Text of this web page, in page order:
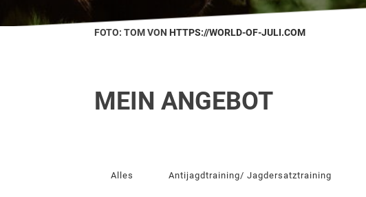
FOTO: TOM VON HTTPS://WORLD-OF-JULI.COM
MEIN ANGEBOT
Alles Antijagdtraining/ Jagdersatztraining